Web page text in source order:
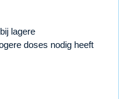
lagere
doses nodig heeft